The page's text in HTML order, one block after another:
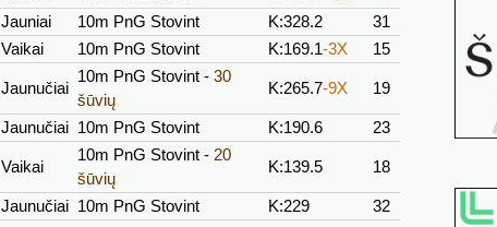
Jauniai 10m PnG Stovint K:328.2
31
Vaikai 10m PnG Stovint K:169.1-3X 15
Jaunučiai
10m PnG Stovint - 30
šūvių
K:265.7-9X 19
Jaunučiai 10m PnG Stovint K:190.6 23
Vaikai
10m PnG Stovint - 20
šūvių
K:139.5 18
Jaunučiai 10m PnG Stovint K:229 32